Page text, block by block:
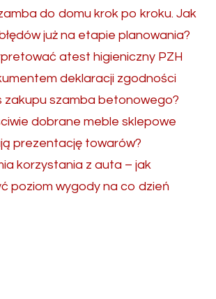
do domu krok po kroku. Jak
już na etapie planowania?
atest higieniczny PZH
deklaracji zgodności
zakupu szamba betonowego?
dobrane meble sklepowe
prezentację towarów?
korzystania z auta – jak
poziom wygody na co dzień